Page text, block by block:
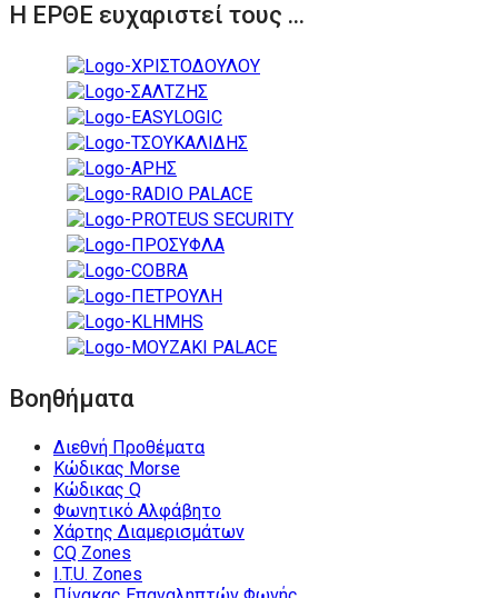
Η ΕΡΘΕ ευχαριστεί τους ...
Βοηθήματα
Διεθνή Προθέματα
Κώδικας Morse
Κώδικας Q
Φωνητικό Αλφάβητο
Χάρτης Διαμερισμάτων
CQ Zones
I.T.U. Zones